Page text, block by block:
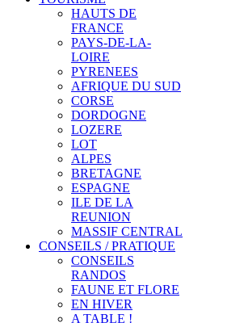
HAUTS DE
FRANCE
PAYS-DE-LA-
LOIRE
PYRENEES
AFRIQUE DU SUD
CORSE
DORDOGNE
LOZERE
LOT
ALPES
BRETAGNE
ESPAGNE
ILE DE LA
REUNION
MASSIF CENTRAL
CONSEILS / PRATIQUE
CONSEILS
RANDOS
FAUNE ET FLORE
EN HIVER
A TABLE !